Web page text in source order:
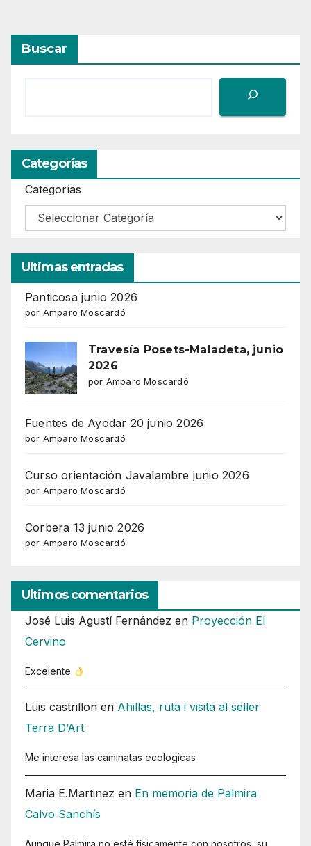
Buscar
Categorías
Categorías
Ultimas entradas
Panticosa junio 2026
por Amparo Moscardó
Travesía Posets-Maladeta, junio
2026
por Amparo Moscardó
Fuentes de Ayodar 20 junio 2026
por Amparo Moscardó
Curso orientación Javalambre junio 2026
por Amparo Moscardó
Corbera 13 junio 2026
por Amparo Moscardó
Ultimos comentarios
José Luis Agustí Fernández en Proyección El
Cervino
Excelente
Luis castrillon en Ahillas, ruta i visita al seller
Terra D’Art
Me interesa las caminatas ecologicas
Maria E.Martinez en En memoria de Palmira
Calvo Sanchís
Aunque Palmira no esté físicamente con nosotros, su